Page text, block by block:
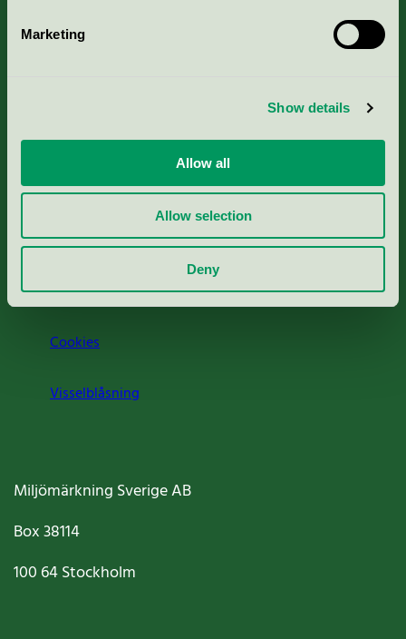
Marketing
Show details
Allow all
Allow selection
Deny
Portal för massa, papper & tryckerier
Rapporter & undersökningar
Press
Om oss
Jobba hos oss
Cookies
Visselblåsning
Miljömärkning Sverige AB
Box38114
100 64Stockholm